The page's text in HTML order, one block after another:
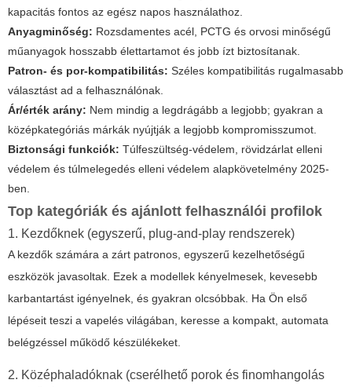
kapacitás fontos az egész napos használathoz.
Anyagminőség: Rozsdamentes acél, PCTG és orvosi minőségű
műanyagok hosszabb élettartamot és jobb ízt biztosítanak.
Patron- és por-kompatibilitás: Széles kompatibilitás rugalmasabb
választást ad a felhasználónak.
Ár/érték arány: Nem mindig a legdrágább a legjobb; gyakran a
középkategóriás márkák nyújtják a legjobb kompromisszumot.
Biztonsági funkciók: Túlfeszültség-védelem, rövidzárlat elleni
védelem és túlmelegedés elleni védelem alapkövetelmény 2025-
ben.
Top kategóriák és ajánlott felhasználói profilok
1. Kezdőknek (egyszerű, plug-and-play rendszerek)
A kezdők számára a zárt patronos, egyszerű kezelhetőségű
eszközök javasoltak. Ezek a modellek kényelmesek, kevesebb
karbantartást igényelnek, és gyakran olcsóbbak. Ha Ön első
lépéseit teszi a vapelés világában, keresse a kompakt, automata
belégzéssel működő készülékeket.
2. Középhaladóknak (cserélhető porok és finomhangolás